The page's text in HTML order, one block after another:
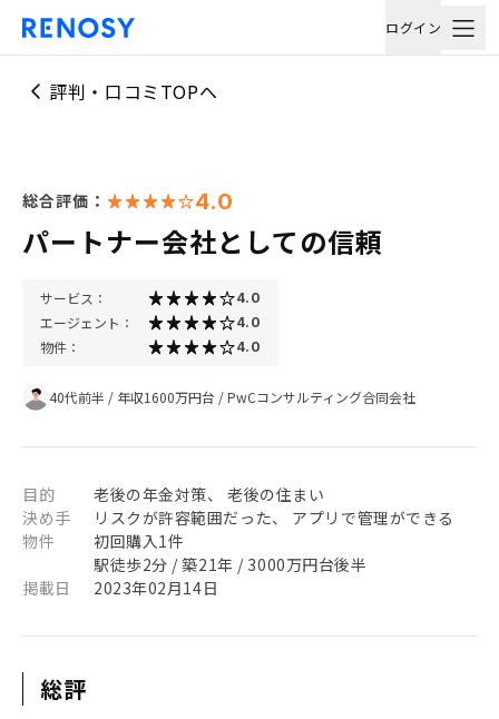
ログイン
評判・口コミTOPへ
総合評価： 4.0
パートナー会社としての信頼
サービス： 4.0
エージェント： 4.0
物件： 4.0
40代前半 / 年収1600万円台 /PwCコンサルティング合同会社
目的
老後の年金対策、 老後の住まい
決め手
リスクが許容範囲だった、 アプリで管理ができる
物件
初回購入1件
駅徒歩2分 / 築21年 / 3000万円台後半
掲載日
2023年02月14日
総評